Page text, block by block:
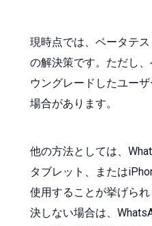
現時点では、ベータテ
の解決策です。ただし
ウングレードしたユー
場合があります。
他の方法としては、
タブレット、または
使用することが挙げら
決しない場合は、